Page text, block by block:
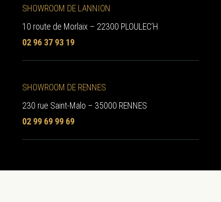
SHOWROOM DE LANNION
10 route de Morlaix – 22300 PLOULEC’H
02 96 37 93 19
SHOWROOM DE RENNES
230 rue Saint-Malo – 35000 RENNES
02 99 69 99 69